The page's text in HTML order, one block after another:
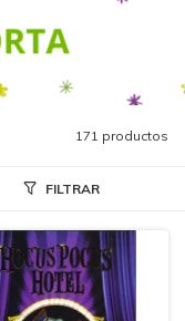
171 productos
FILTRAR